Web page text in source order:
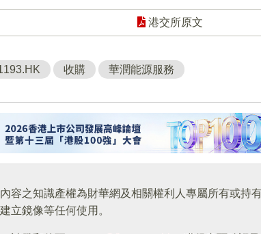
港交所原文
收購 華潤能源服務
容之知識產權為財華網及相關權利人專屬所有或持
立鏡像等任何使用。